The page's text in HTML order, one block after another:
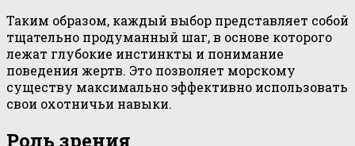
Таким образом, каждый выбор представляет собой
тщательно продуманный шаг, в основе которого
лежат глубокие инстинкты и понимание
поведения жертв. Это позволяет морскому
существу максимально эффективно использовать
свои охотничьи навыки.
Роль зрения